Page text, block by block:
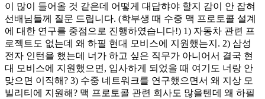
이 많이 들어올 것 같은데 어떻게 대답햐야 할지 감이 안 잡혀
선배님들께 질문 드립니다. (학부생 때 수중 맥 프로토콜 설계
에 대한 연구를 중점으로 진행하였습니다!) 1) 자동차 관련 프
로젝트도 없는데 왜 하필 현대 모비스에 지원했는지. 2) 삼성
전자 인턴을 했는데 너가 하고 싶은 직무가 아니어서 결국 현
대 모비스에 지원했으면, 입사하게 되었을 때 여기도 너랑 안
맞으면 이직해? 3) 수중 네트워크를 연구했으면서 왜 지상 모
빌리티에 지원해? 맥 프로토콜 관련 회사도 많을텐데 왜 하필